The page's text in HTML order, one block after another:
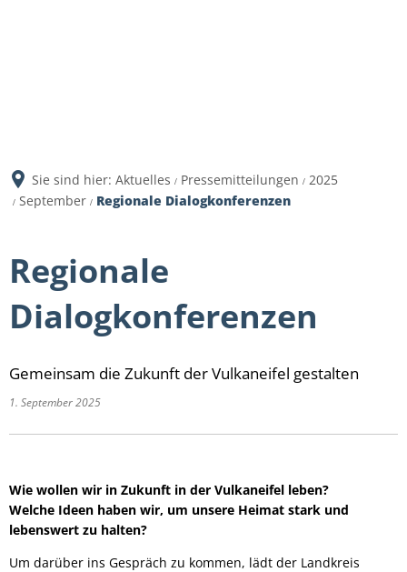
Sie sind hier: Aktuelles Pressemitteilungen
2025
September
Regionale Dialogkonferenzen
Regionale
Dialogkonferenzen
Gemeinsam die Zukunft der Vulkaneifel gestalten
1. September 2025
Wie wollen wir in Zukunft in der Vulkaneifel leben?
Welche Ideen haben wir, um unsere Heimat stark und
lebenswert zu halten?
Um darüber ins Gespräch zu kommen, lädt der Landkreis